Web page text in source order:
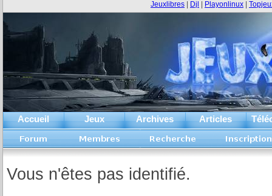
Accueil Jeux Archives Articles
Jeuxlibres Djl Playonlinux
Vous n'êtes pas identifié.